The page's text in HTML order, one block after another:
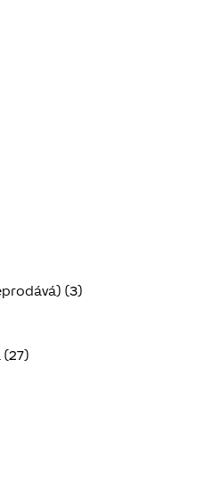
(3)
(27)